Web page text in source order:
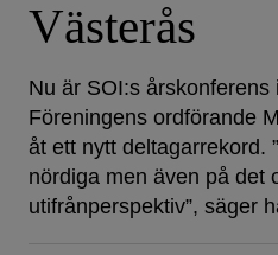
Västerås
Nu är SOI:s årskonferens
Föreningens ordförande
åt ett nytt deltagarrekord.
nördiga men även på det
utifrånperspektiv”, säger